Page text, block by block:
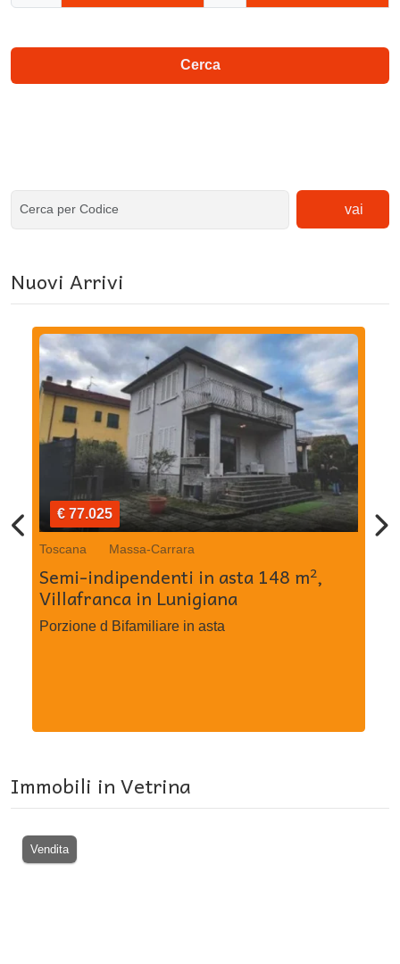
Cerca
vai
Nuovi Arrivi
€ 77.025
Toscana Massa-Carrara
Semi-indipendenti in asta 148 m²,
Villafranca in Lunigiana
Porzione d Bifamiliare in asta
Immobili in Vetrina
Vendita